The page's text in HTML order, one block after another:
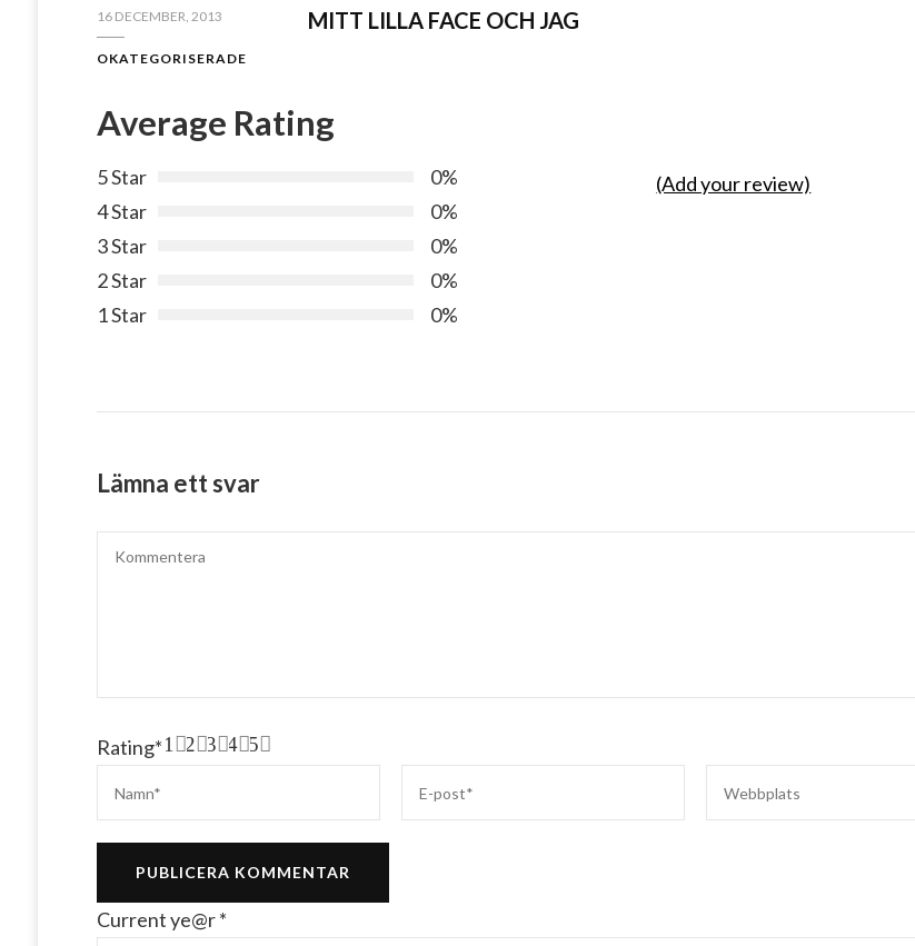
16 DECEMBER, 2013
OKATEGORISERADE
MITT LILLA FACE OCH JAG
Average Rating
5 Star
0%
4 Star
0%
3 Star
0%
2 Star
0%
1 Star
0%
(Add your review)
Lämna ett svar
Rating* 5
4
3
2
1
Current ye@r*